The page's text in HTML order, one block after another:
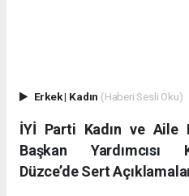
Erkek| Kadın (Haberi Sesli Oku)
İYİ Parti Kadın ve Aile
Başkan Yardımcısı
Düzce’de Sert